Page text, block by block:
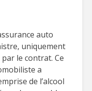
auto
uniquement
le contrat. Ce
a
de l’alcool